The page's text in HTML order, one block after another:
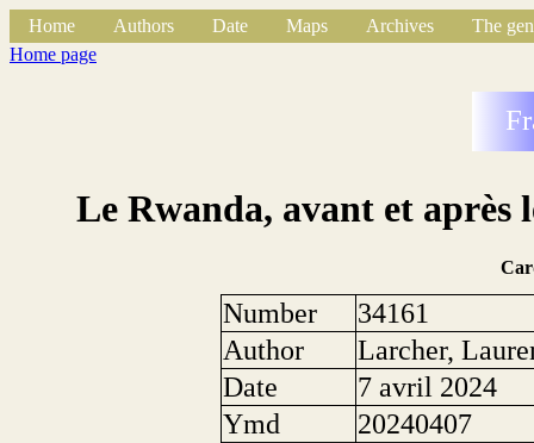
Home Authors Date Maps Archives
The
Home page
Le Rwanda, avant et après
Number
34161
Author
Larcher,
Date
7 avril 2024
Ymd
20240407